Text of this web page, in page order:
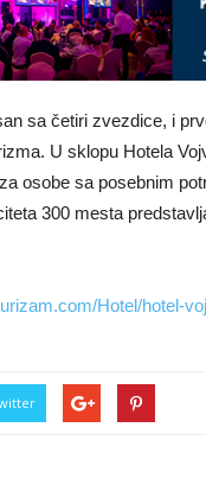
sa četiri zvezdice, i
U sklopu Hotela
osobe sa posebnim
300 mesta
Hotel/hotel-